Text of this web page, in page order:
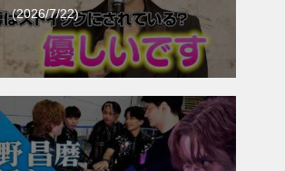
(2026/7/22)